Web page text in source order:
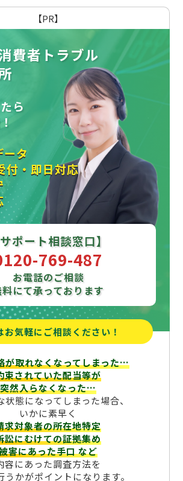
【PR】
費者トラブル
ら
タ
付・即日対応
サポート相談窓口】
769-487
お電話のご相談
にて承っております
お気軽にご相談ください！
が取れなくなってしまった…
束されていた配当等が
突然入らなくなった…
状態になってしまった場合、
いかに素早く
求対象者の所在地特定
訟にむけての証拠集め
害にあった手口など
容にあった調査方法を
うかがポイントになります。